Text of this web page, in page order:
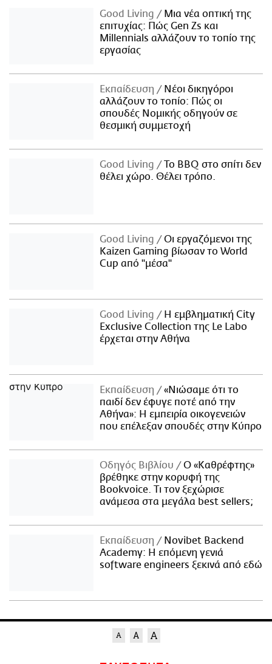
Good Living
Μια νέα οπτική της
επιτυχίας: Πώς Gen Zs και
Millennials αλλάζουν το τοπίο της
εργασίας
Εκπαίδευση
Νέοι δικηγόροι
αλλάζουν το τοπίο: Πώς οι
σπουδές Νομικής οδηγούν σε
θεσμική συμμετοχή
Good Living
Το BBQ στο σπίτι δεν
θέλει χώρο. Θέλει τρόπο.
Good Living
Οι εργαζόμενοι της
Kaizen Gaming βίωσαν το World
Cup από "μέσα"
Good Living
Η εμβληματική City
Exclusive Collection της Le Labo
έρχεται στην Αθήνα
Εκπαίδευση
«Νιώσαμε ότι το
παιδί δεν έφυγε ποτέ από την
Αθήνα»: Η εμπειρία οικογενειών
που επέλεξαν σπουδές στην Κύπρο
Οδηγός Βιβλίου
Ο «Καθρέφτης»
βρέθηκε στην κορυφή της
Bookvoice. Τι τον ξεχώρισε
ανάμεσα στα μεγάλα best sellers;
Εκπαίδευση
Novibet Backend
Academy: Η επόμενη γενιά
software engineers ξεκινά από εδώ